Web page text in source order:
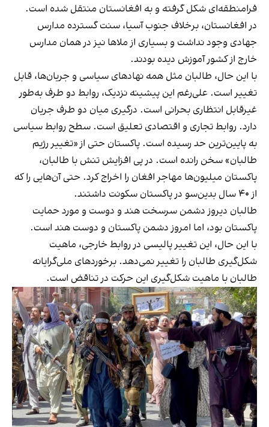
فرامنطقه‌ای شکل گرفته و به افغانستان منتقل شده است.
در افغانستان، برخلاف جنوب آسیا، سنت گسترده مدارس
جهادی وجود نداشت و بسیاری از ملاها نیز در همان مدارس
خارج از کشور آموزش دیده بودند.
با این حال، طالبان مثل همه نهادهای سیاسی و جریان‌ها، قابل
تغییر است. علی‌رغم این پیشینه نزدیک، روابط دو طرف به‌طور
غیرقابل انتظاری بحرانی است. درگیری میان دو طرف جریان
دارد. روابط تجاری و اقتصادی تعلیق است. سطح روابط سیاسی
به پایین‌ترین حد رسیده است. پاکستان حتی از «تغییر رژیم
طالبان» سخن رانده است. در پی افزایش تنش با طالبان،
پاکستان میلیون‌ها مهاجر افغان را اخراج کرد. حتی آن‌هایی‌ را که
از ۴۰ سال بدین‌سو در پاکستان سکونت داشتند.
طالبان دیروز دشمن سرسخت هند و دوست و مورد حمایت
پاکستان بود، اما امروز دشمن پاکستان و دوست هند است.
با این حال، این تغییر پالیسی در روابط خارجی، ماهیت
شکل‌گیری طالبان را تغییر نمی‌دهد. برخوردهای ملی‌گرایانه
طالبان با ماهیت شکل‌گیری این حرکت در تناقض است.